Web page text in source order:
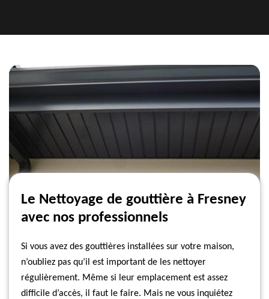
Le Nettoyage de gouttière à Fresney
avec nos professionnels
Si vous avez des gouttières installées sur votre maison,
n’oubliez pas qu’il est important de les nettoyer
régulièrement. Même si leur emplacement est assez
difficile d’accès, il faut le faire. Mais ne vous inquiétez